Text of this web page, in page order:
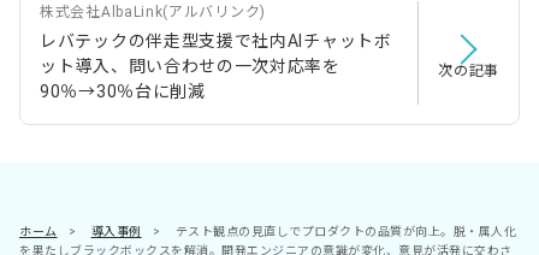
株式会社AlbaLink(アルバリンク)
レバテックの伴走型支援で社内AIチャットボ
ット導入、問い合わせの一次対応率を
90％→30％台に削減
次の記事
ホーム > 導入事例 >
テスト観点の見直しでプロダクトの品質が向上。脱・属人化
を果たしブラックボックスを解消。開発エンジニアの意識が変化、意見が活発に交わさ